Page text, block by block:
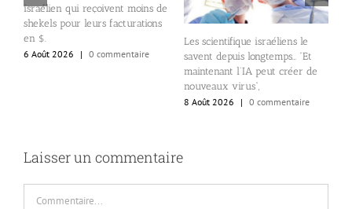
israélien qui reçoivent moins de
shekels pour leurs facturations
en $.
6 Août 2026
| 0 commentaire
Les scientifique israéliens le
savent depuis longtemps… “Et
maintenant l’IA peut créer de
nouveaux virus”,
8 Août 2026
| 0 commentaire
Laisser un commentaire